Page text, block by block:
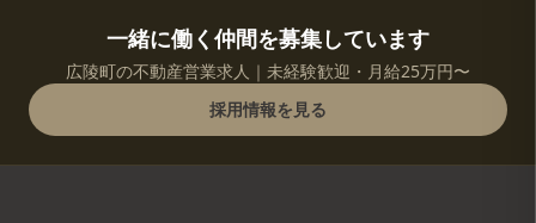
一緒に働く仲間を募集しています
広陵町の不動産営業求人｜未経験歓迎・月給25万円〜
採用情報を見る